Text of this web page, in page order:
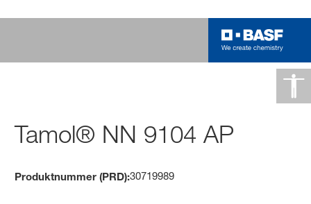
Tamol® NN 9104 AP
Produktnummer (PRD):30719989